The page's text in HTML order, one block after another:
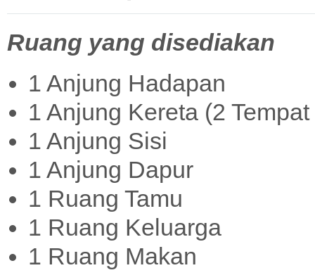
Ruang yang disediakan
1 Anjung Hadapan
1 Anjung Kereta (2
1 Anjung Sisi
1 Anjung Dapur
1 Ruang Tamu
1 Ruang Keluarga
1 Ruang Makan